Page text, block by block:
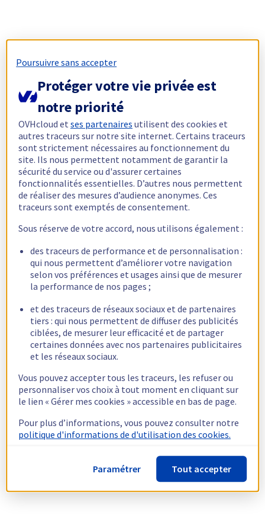
Poursuivre sans accepter
Protéger votre vie privée est
notre priorité
OVHcloud etses partenaires utilisent des cookies et
autres traceurs sur notre site internet. Certains traceurs
sont strictement nécessaires au fonctionnement du
site. Ils nous permettent notamment de garantir la
sécurité du service ou d'assurer certaines
fonctionnalités essentielles. D’autres nous permettent
de réaliser des mesures d’audience anonymes. Ces
traceurs sont exemptés de consentement.
Sous réserve de votre accord, nous utilisons également :
des traceurs de performance et de personnalisation :
qui nous permettent d’améliorer votre navigation
selon vos préférences et usages ainsi que de mesurer
la performance de nos pages ;
et des traceurs de réseaux sociaux et de partenaires
tiers : qui nous permettent de diffuser des publicités
ciblées, de mesurer leur efficacité et de partager
certaines données avec nos partenaires publicitaires
et les réseaux sociaux.
Vous pouvez accepter tous les traceurs, les refuser ou
personnaliser vos choix à tout moment en cliquant sur
le lien « Gérer mes cookies » accessible en bas de page.
Pour plus d’informations, vous pouvez consulter notre
politique d'informations de d'utilisation des cookies.
Paramétrer Tout accepter